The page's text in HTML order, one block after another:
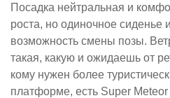
Посадка нейтральная и
роста, но одиночное сиденье
возможность смены позы.
такая, какую и ожидаешь от
кому нужен более
платформе, есть Super